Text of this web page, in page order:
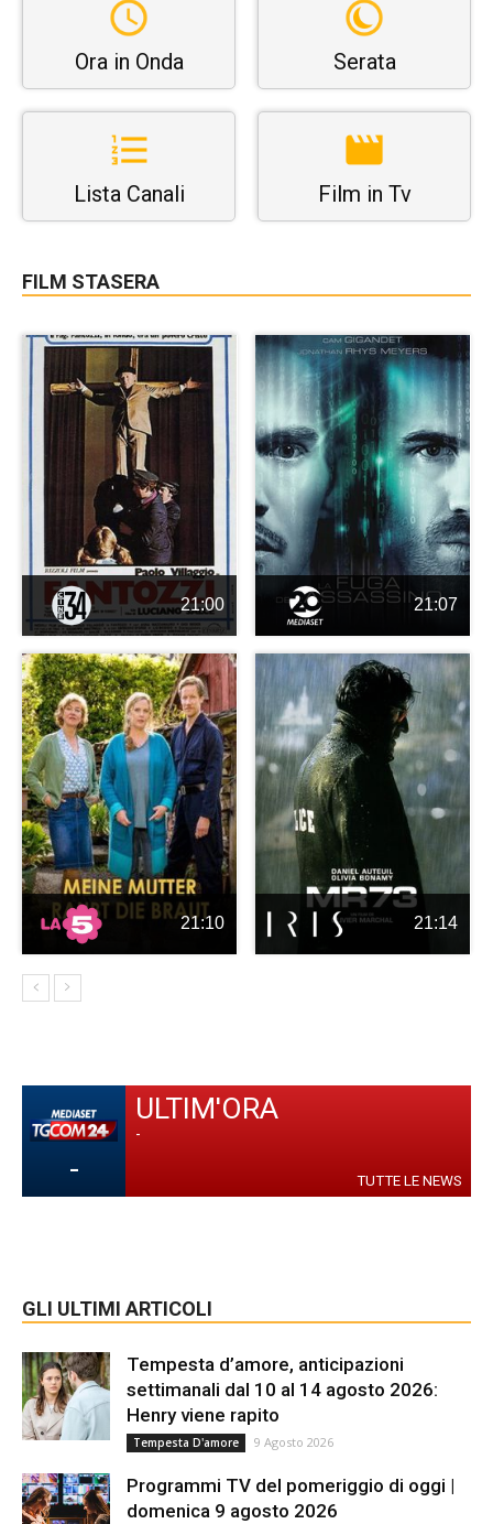
Ora in Onda Serata
Lista Canali Film in Tv
FILM STASERA
21:00 21:07
21:10 21:14
-
ULTIM'ORA
-
TUTTE LE NEWS
GLI ULTIMI ARTICOLI
Tempesta d’amore, anticipazioni
settimanali dal 10 al 14 agosto 2026:
Henry viene rapito
Tempesta D'amore 9 Agosto 2026
Programmi TV del pomeriggio di oggi |
domenica 9 agosto 2026